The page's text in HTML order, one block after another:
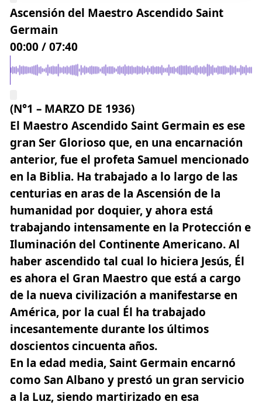
Ascensión del Maestro Ascendido Saint
Germain
00:00 /07:40
(N°1 – MARZO DE 1936)
El Maestro Ascendido Saint Germain es ese
gran Ser Glorioso que, en una encarnación
anterior, fue el profeta Samuel mencionado
en la Biblia. Ha trabajado a lo largo de las
centurias en aras de la Ascensión de la
humanidad por doquier, y ahora está
trabajando intensamente en la Protección e
Iluminación del Continente Americano.Al
haber ascendido tal cual lo hiciera Jesús, Él
es ahora el Gran Maestro que está a cargo
de la nueva civilización a manifestarse en
América, por la cual Él ha trabajado
incesantemente durante los últimos
doscientos cincuenta años.
En la edad media, Saint Germain encarnó
como San Albano y prestó un gran servicio
a la Luz, siendo martirizado en esa